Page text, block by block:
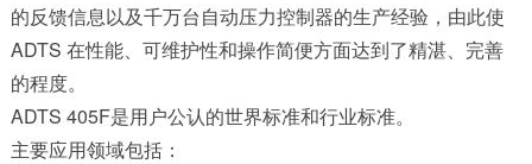
的反馈信息以及千万台自动压力控制器的生产经验，由此使
ADTS 在性能、可维护性和操作简便方面达到了精湛、完善
的程度。
ADTS 405F是用户公认的世界标准和行业标准。
主要应用领域包括：